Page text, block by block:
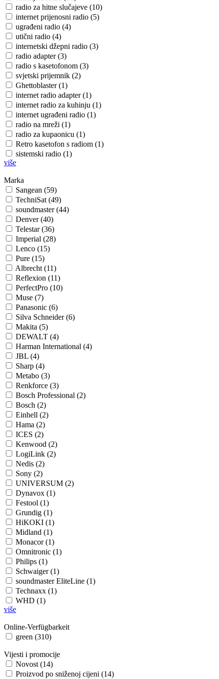
radio za hitne slučajeve (10)
internet prijenosni radio (5)
ugrađeni radio (4)
utični radio (4)
internetski džepni radio (3)
radio adapter (3)
radio s kasetofonom (3)
svjetski prijemnik (2)
Ghettoblaster (1)
internet radio adapter (1)
internet radio za kuhinju (1)
internet ugrađeni radio (1)
radio na mreži (1)
radio za kupaonicu (1)
Retro kasetofon s radiom (1)
sistemski radio (1)
više
Marka
Sangean (59)
TechniSat (49)
soundmaster (44)
Denver (40)
Telestar (36)
Imperial (28)
Lenco (15)
Pure (15)
Albrecht (11)
Reflexion (11)
PerfectPro (10)
Muse (7)
Panasonic (6)
Silva Schneider (6)
Makita (5)
DEWALT (4)
Harman International (4)
JBL (4)
Sharp (4)
Metabo (3)
Renkforce (3)
Bosch Professional (2)
Bosch (2)
Einhell (2)
Hama (2)
ICES (2)
Kenwood (2)
LogiLink (2)
Nedis (2)
Sony (2)
UNIVERSUM (2)
Dynavox (1)
Festool (1)
Grundig (1)
HiKOKI (1)
Midland (1)
Monacor (1)
Omnitronic (1)
Philips (1)
Schwaiger (1)
soundmaster EliteLine (1)
Technaxx (1)
WHD (1)
više
Online-Verfügbarkeit
green (310)
Vijesti i promocije
Novost (14)
Proizvod po sniženoj cijeni (14)